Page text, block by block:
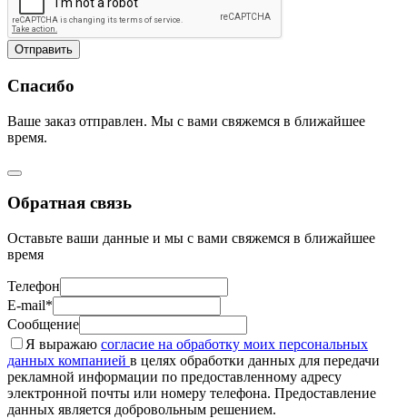
Отправить
Спасибо
Ваше заказ отправлен. Мы с вами свяжемся в ближайшее
время.
Обратная связь
Оставьте ваши данные и мы с вами свяжемся в ближайшее
время
Телефон
E-mail*
Сообщение
Я выражаю согласие на обработку моих персональных
данных компанией в целях обработки данных для передачи
рекламной информации по предоставленному адресу
электронной почты или номеру телефона. Предоставление
данных является добровольным решением.